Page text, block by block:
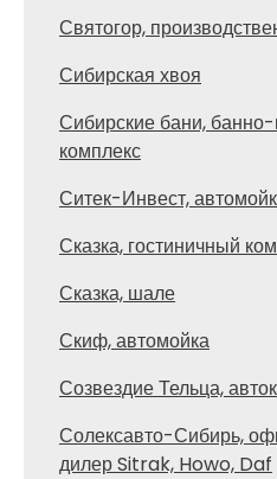
Святогор,
Сибирская хвоя
Сибирские бани,
комплекс
Ситек-Инвест,
Сказка, гостиничный
Сказка, шале
Скиф, автомойка
Созвездие Тельца,
Солексавто-Сибирь,
дилер Sitrak, Howo, Daf